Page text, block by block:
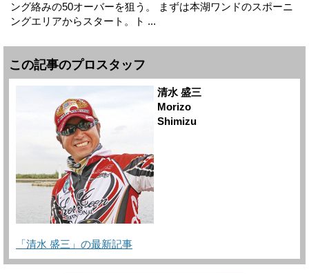
ング絡みの50オーバーを狙う。 まずは本湖ワンドのスポーニ
ングエリアからスタート。ト ...
この記事のプロスタッフ
清水 盛三
Morizo
Shimizu
「清水 盛三」の最新記事